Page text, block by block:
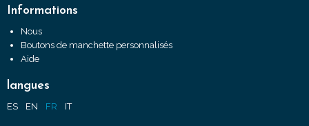
Informations
Nous
Boutons de manchette personnalisés
Aide
langues
ES EN FR IT